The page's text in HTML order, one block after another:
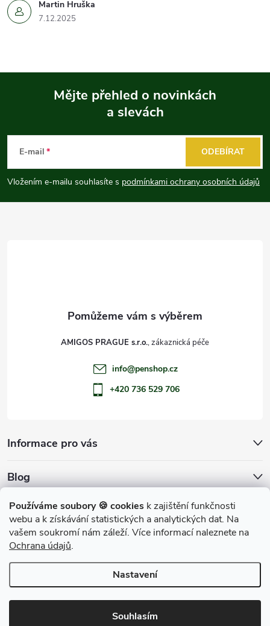
Používáme soubory 🍪 cookies k zajištění funkčnosti
webu a k získávání statistických a analytických dat. Na
vašem soukromí nám záleží. Více informací naleznete na
Ochrana údajů.
Nastavení
Souhlasím
Martin Hruška
7.12.2025
p
a
Mějte přehled o novinkách
a slevách
E-mail
Vložením e-mailu souhlasíte s podmínkami ochrany osobních údajů
ODEBÍRAT
Informace pro vás
Blog
Archiv
Přijímáme online platby
AMIGOS PRAGUE s.r.o.
info@penshop.cz
+420 736 529 706
Copyright 2026penShop. Všechna práva vyhrazena.